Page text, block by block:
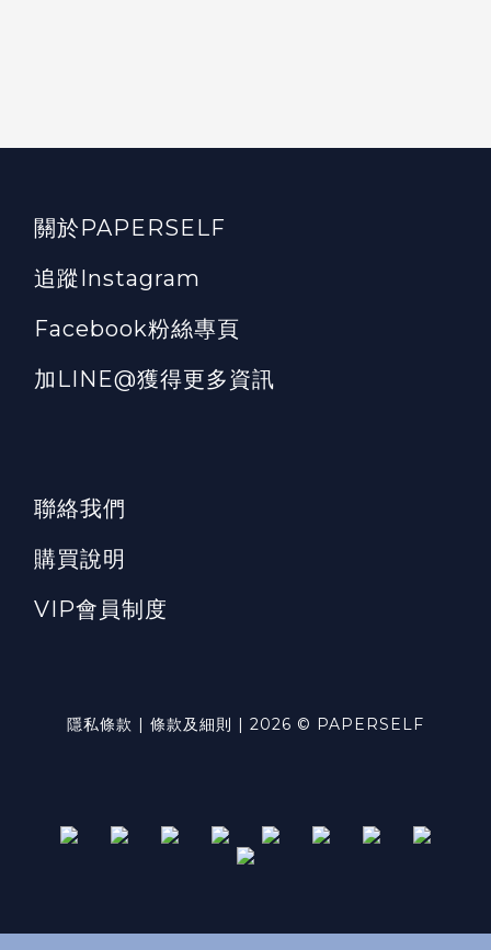
關於PAPERSELF
追蹤Instagram
Facebook粉絲專頁
加LINE@獲得更多資訊
聯絡我們
購買說明
VIP會員制度
隱私條款 | 條款及細則 | 2026 © PAPERSELF